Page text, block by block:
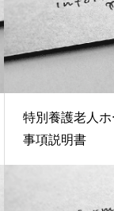
特別養護老人
事項説明書